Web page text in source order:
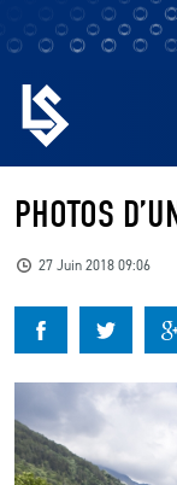
EQUIPES
BILLETTERIE
FANS
BUSINESS
PHOTOS
27 Juin 2018 09:06